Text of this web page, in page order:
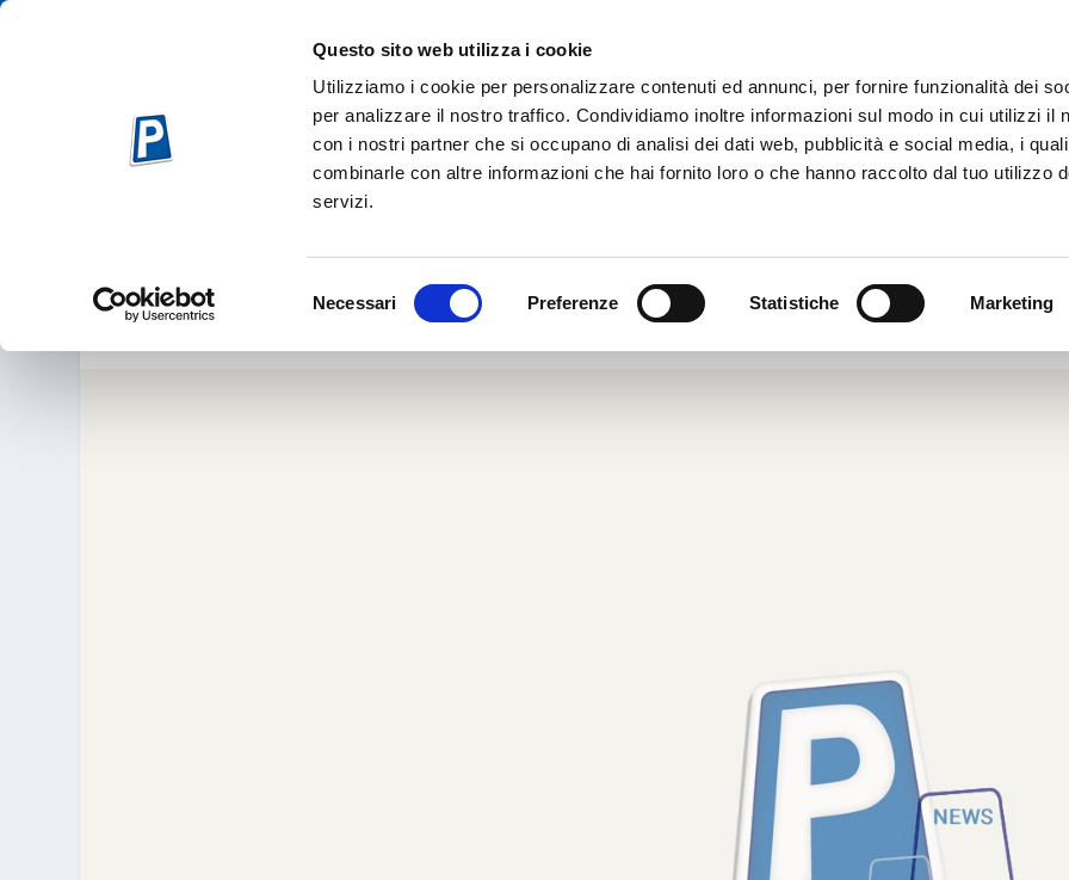
Questo sito web utilizza i cookie
Utilizziamo i cookie per personalizzare contenuti ed annunci, per fornire funzionalità dei
per analizzare il nostro traffico. Condividiamo inoltre informazioni sul modo in cui utilizzi il
con i nostri partner che si occupano di analisi dei dati web, pubblicità e social media, i
combinarle con altre informazioni che hai fornito loro o che hanno raccolto dal tuo utilizzo
servizi.
Necessari Preferenze Statistiche Marketing
Feb 8, 2016 Dal Mondo|